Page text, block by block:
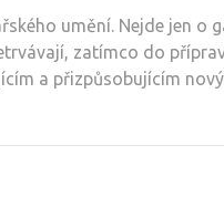
umění. Nejde jen o
zatímco do
a přizpůsobujícím